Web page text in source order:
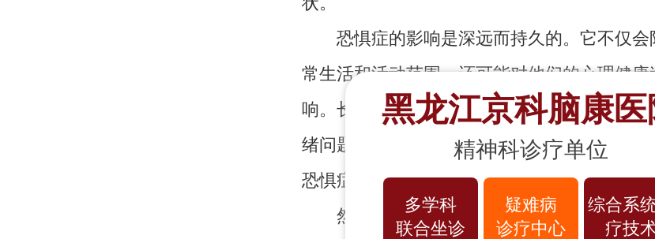
恐惧症的影响是深远而持久的。它不仅会
常生活和活动范围，还可能对他们的心理健康
响。长期处于恐惧状态下的人，可能会出现
绪问题，甚至会影响到他们的人际关系和职业
恐惧症还可能导致身体上的不适，如头痛、胃
然而，胆小与恐惧症是不同的。胆小通常
黑龙江京科脑康医
精神科诊疗单位
多学科
联合坐诊
疑难病
诊疗中心
综合系
疗技